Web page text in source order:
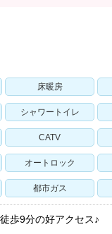
床暖房
シャワートイレ
CATV
オートロック
都市ガス
歩9分の好アクセス♪